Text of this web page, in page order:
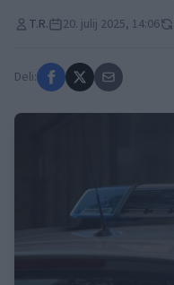
T.R. 20. julij 2025, 14:06
Deli: